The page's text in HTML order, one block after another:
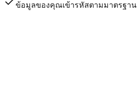
ข้อมูลของคุณเข้ารหัสตามมาตรฐาน